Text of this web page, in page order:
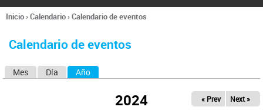
l
Se
usted
Inicio›Calendario›Calendario de eventos
Calendario de eventos
Mes Día Año
2024 « Prev Next »